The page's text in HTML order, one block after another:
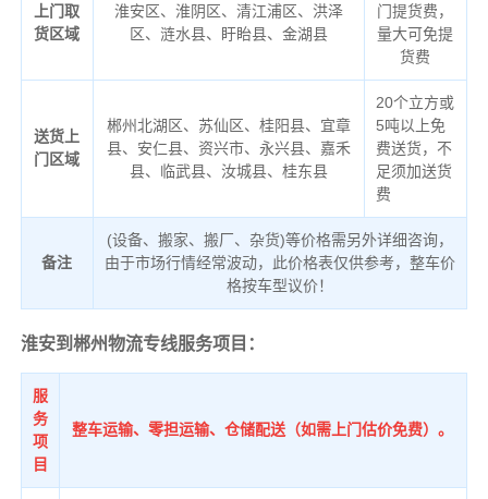
上门取
货区域
淮安区、淮阴区、清江浦区、洪泽
区、涟水县、盱眙县、金湖县
门提货费，
量大可免提
货费
送货上
门区域
郴州北湖区、苏仙区、桂阳县、宜章
县、安仁县、资兴市、永兴县、嘉禾
县、临武县、汝城县、桂东县
20个立方或
5吨以上免
费送货，不
足须加送货
费
备注
(设备、搬家、搬厂、杂货)等价格需另外详细咨询，
由于市场行情经常波动，此价格表仅供参考，整车价
格按车型议价！
淮安到郴州物流专线服务项目：
服
务
项
目
整车运输、零担运输、仓储配送（如需上门估价免费）。